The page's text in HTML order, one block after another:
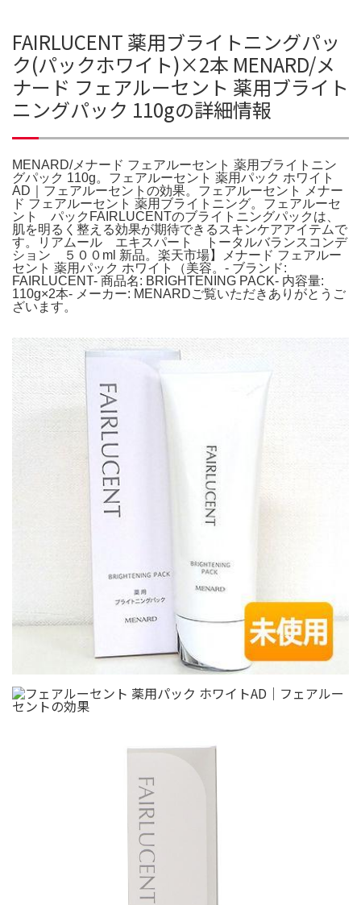
FAIRLUCENT 薬用ブライトニングパッ
ク(パックホワイト)×2本 MENARD/メ
ナード フェアルーセント 薬用ブライト
ニングパック 110gの詳細情報
MENARD/メナード フェアルーセント 薬用ブライトニン
グパック 110g。フェアルーセント 薬用パック ホワイト
AD｜フェアルーセントの効果。フェアルーセント メナー
ド フェアルーセント 薬用ブライトニング。フェアルーセ
ント パックFAIRLUCENTのブライトニングパックは、
肌を明るく整える効果が期待できるスキンケアアイテムで
す。リアムール エキスパート トータルバランスコンデ
ション ５００ml 新品。楽天市場】メナード フェアルー
セント 薬用パック ホワイト（美容。- ブランド:
FAIRLUCENT- 商品名: BRIGHTENING PACK- 内容量:
110g×2本- メーカー: MENARDご覧いただきありがとうご
ざいます。